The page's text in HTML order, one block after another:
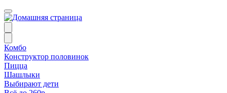
Комбо
Конструктор половинок
Пицца
Шашлыки
Выбирают дети